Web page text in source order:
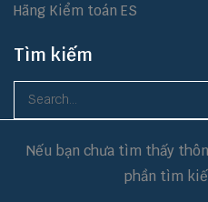
Hãng Kiểm toán ES
Tìm kiếm
Nếu bạn chưa tìm thấy
phần tìm